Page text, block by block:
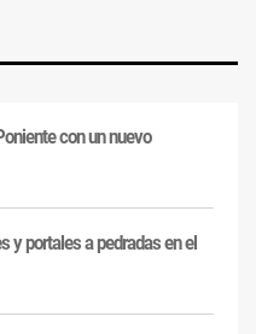
con un nuevo
y portales a pedradas en el